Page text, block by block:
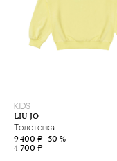
KIDS
LIU JO
Толстовка
9 400 ₽- 50 %
4 700 ₽